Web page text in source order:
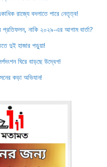
রাজ্যে বদলাতে পারে নেতৃত্ব!
প্রতিফলন, নাকি ২০২৯-এর আগাম বার্তা?
দুই হাজার পড়ুয়া!
ঘিরে বাড়ছে উদ্বেগ!
কড়া অভিযান!